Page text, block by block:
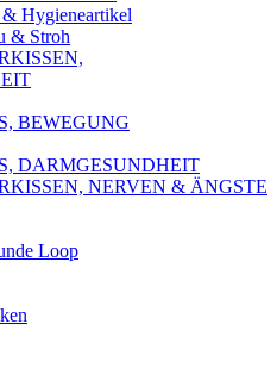
Hygieneartikel
& Stroh
BEWEGUNG
DARMGESUNDHEIT
NERVEN & ÄNGSTE
Loop